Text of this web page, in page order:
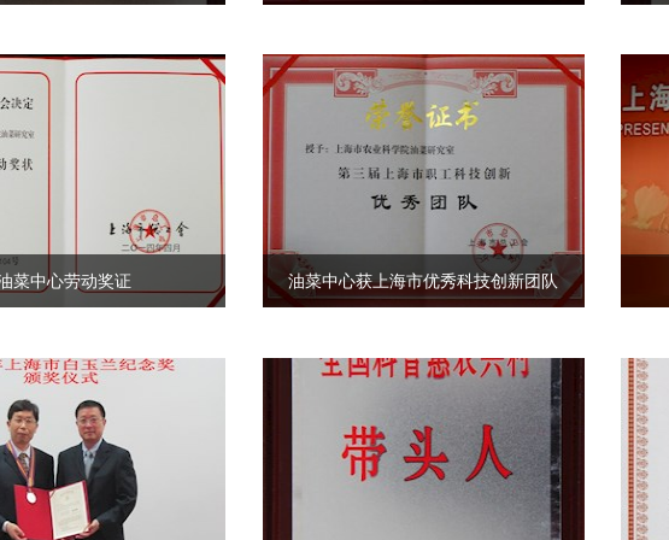
菜中心劳动奖证 油菜中心获上海市优秀科技创新团队